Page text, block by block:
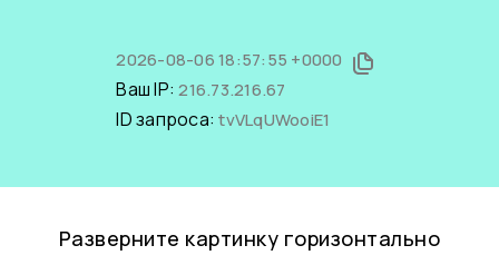
2026-08-06 18:57:55 +0000
Ваш IP:216.73.216.67
ID запроса:tvVLqUWooiE1
Разверните картинку горизонтально